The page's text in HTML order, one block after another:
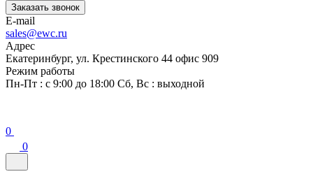
Заказать звонок
E-mail
sales@ewc.ru
Адрес
Екатеринбург, ул. Крестинского 44 офис 909
Режим работы
Пн-Пт : с 9:00 до 18:00 Сб, Вс : выходной
0
0